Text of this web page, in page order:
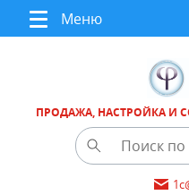
Меню
ПРОДАЖА, НАСТРОЙКА И